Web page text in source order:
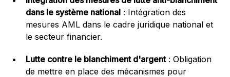
dans le système national : Intégration des
mesures AML dans le cadre juridique national et
le secteur financier.
Lutte contre le blanchiment d'argent: Obligation
de mettre en place des mécanismes pour